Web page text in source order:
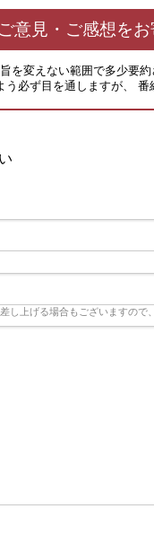
意見・ご感想を
変えない範囲で多少要
必ず目を通しますが、
し上げる場合もございますの